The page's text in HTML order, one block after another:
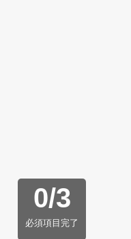
0/3
必須項目完了